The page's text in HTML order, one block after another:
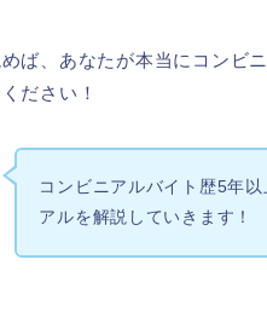
ば、あなたが本当にコンビ
ださい！
コンビニアルバイト歴5年
アルを解説していきます！